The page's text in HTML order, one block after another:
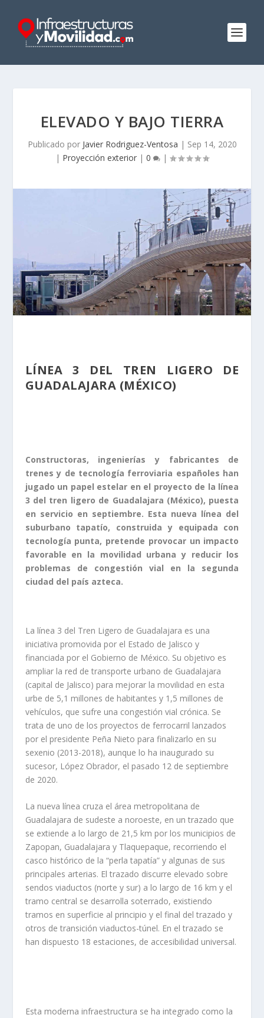
ELEVADO Y BAJO TIERRA
Publicado por Javier Rodriguez-Ventosa | Sep 14, 2020
| Proyección exterior | 0 |
LÍNEA 3 DEL TREN LIGERO DE
GUADALAJARA (MÉXICO)
Constructoras, ingenierías y fabricantes de
trenes y de tecnología ferroviaria españoles han
jugado un papel estelar en el proyecto de la línea
3 del tren ligero de Guadalajara (México), puesta
en servicio en septiembre. Esta nueva línea del
suburbano tapatío, construida y equipada con
tecnología punta, pretende provocar un impacto
favorable en la movilidad urbana y reducir los
problemas de congestión vial en la segunda
ciudad del país azteca.
La línea 3 del Tren Ligero de Guadalajara es una
iniciativa promovida por el Estado de Jalisco y
financiada por el Gobierno de México. Su objetivo es
ampliar la red de transporte urbano de Guadalajara
(capital de Jalisco) para mejorar la movilidad en esta
urbe de 5,1 millones de habitantes y 1,5 millones de
vehículos, que sufre una congestión vial crónica. Se
trata de uno de los proyectos de ferrocarril lanzados
por el presidente Peña Nieto para finalizarlo en su
sexenio (2013-2018), aunque lo ha inaugurado su
sucesor, López Obrador, el pasado 12 de septiembre
de 2020.
La nueva línea cruza el área metropolitana de
Guadalajara de sudeste a noroeste, en un trazado que
se extiende a lo largo de 21,5 km por los municipios de
Zapopan, Guadalajara y Tlaquepaque, recorriendo el
casco histórico de la “perla tapatía” y algunas de sus
principales arterias. El trazado discurre elevado sobre
sendos viaductos (norte y sur) a lo largo de 16 km y el
tramo central se desarrolla soterrado, existiendo
tramos en superficie al principio y el final del trazado y
otros de transición viaductos-túnel. En el trazado se
han dispuesto 18 estaciones, de accesibilidad universal.
Esta moderna infraestructura se ha integrado como la